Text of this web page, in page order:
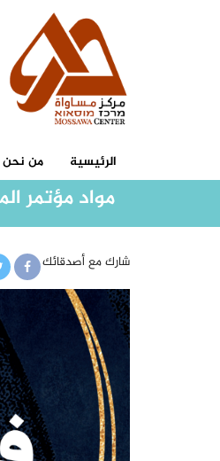
الرئيسية من نحن
مواد مؤتمر
شارك مع أصدقائك